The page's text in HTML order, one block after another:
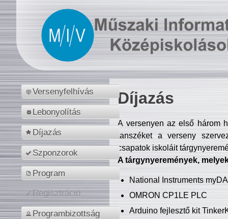
Versenyfelhívás
Lebonyolítás
Díjazás
Szponzorok
Program
Regisztráció
Programbizottság
Díjazás
A versenyen az első három
tanszéket a verseny
csapatok iskoláit
A tárgynyeremények,
National Instruments
OMRON CP1LE PLC
Arduino fejlesztő kit